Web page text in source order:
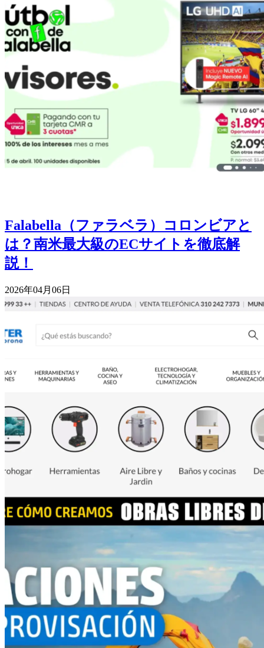
Falabella（ファラベラ）コロンビアと
は？南米最大級のECサイトを徹底解
説！
2026年04月06日